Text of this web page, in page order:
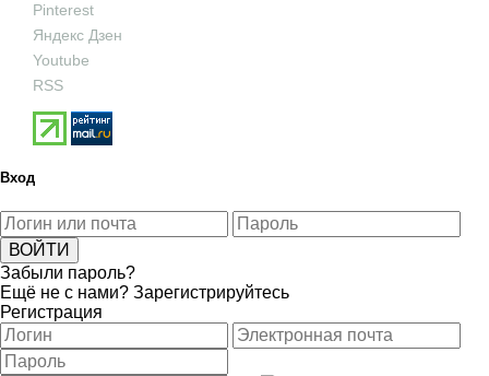
Pinterest
Яндекс Дзен
Youtube
RSS
Вход
Забыли пароль?
Ещё не с нами? Зарегистрируйтесь
Регистрация